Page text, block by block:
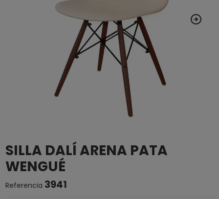
SILLA DALÍ ARENA PATA
WENGUÉ
Referencia 3941